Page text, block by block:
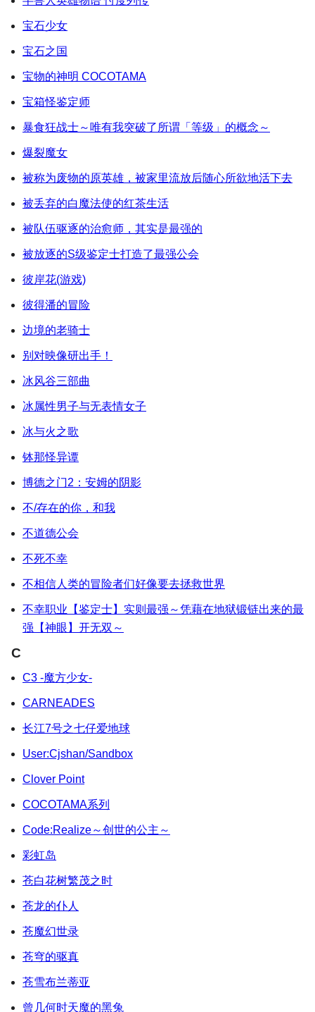
宝石少女
宝石之国
宝物的神明 COCOTAMA
宝箱怪鉴定师
暴食狂战士～唯有我突破了所谓「等级」的概念～
爆裂魔女
被称为废物的原英雄，被家里流放后随心所欲地活下去
被丢弃的白魔法使的红茶生活
被队伍驱逐的治愈师，其实是最强的
被放逐的S级鉴定士打造了最强公会
彼岸花(游戏)
彼得潘的冒险
边境的老骑士
别对映像研出手！
冰风谷三部曲
冰属性男子与无表情女子
冰与火之歌
钵那怪异谭
博德之门2：安姆的阴影
不/存在的你，和我
不道德公会
不死不幸
不相信人类的冒险者们好像要去拯救世界
不幸职业【鉴定士】实则最强～凭藉在地狱锻链出来的最
强【神眼】开无双～
C
C3 -魔方少女-
CARNEADES
长江7号之七仔爱地球
User:Cjshan/Sandbox
Clover Point
COCOTAMA系列
Code:Realize～创世的公主～
彩虹岛
苍白花树繁茂之时
苍龙的仆人
苍魔幻世录
苍穹的驱真
苍雪布兰蒂亚
曾几何时天魔的黑兔